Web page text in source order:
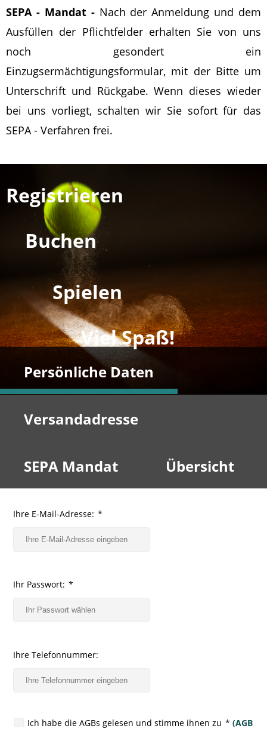
SEPA - Mandat - Nach der Anmeldung und dem
Ausfüllen der Pflichtfelder erhalten Sie von uns
noch gesondert ein
Einzugsermächtigungsformular, mit der Bitte um
Unterschrift und Rückgabe. Wenn dieses wieder
bei uns vorliegt, schalten wir Sie sofort für das
SEPA - Verfahren frei.
Registrieren
Buchen
Spielen
Viel Spaß!
Persönliche Daten
Versandadresse
SEPA Mandat Übersicht
Ihre E-Mail-Adresse: *
Ihr Passwort: *
Ihre Telefonnummer:
Ich habe die AGBs gelesen und stimme ihnen zu * (AGB